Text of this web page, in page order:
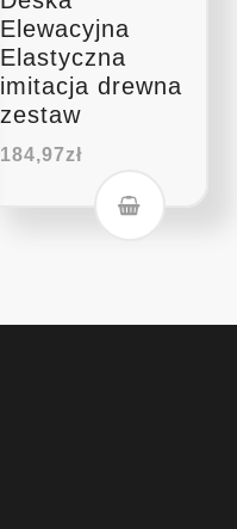
Elewacyjna
Elastyczna
imitacja drewna
zestaw
184,97zł